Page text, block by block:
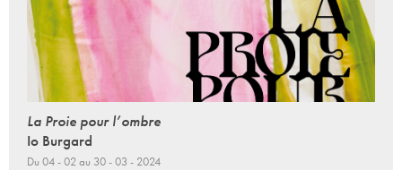
La Proie pour l’ombre
Io Burgard
Du 04 - 02 au 30 - 03 - 2024